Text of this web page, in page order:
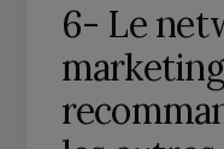
6- Le